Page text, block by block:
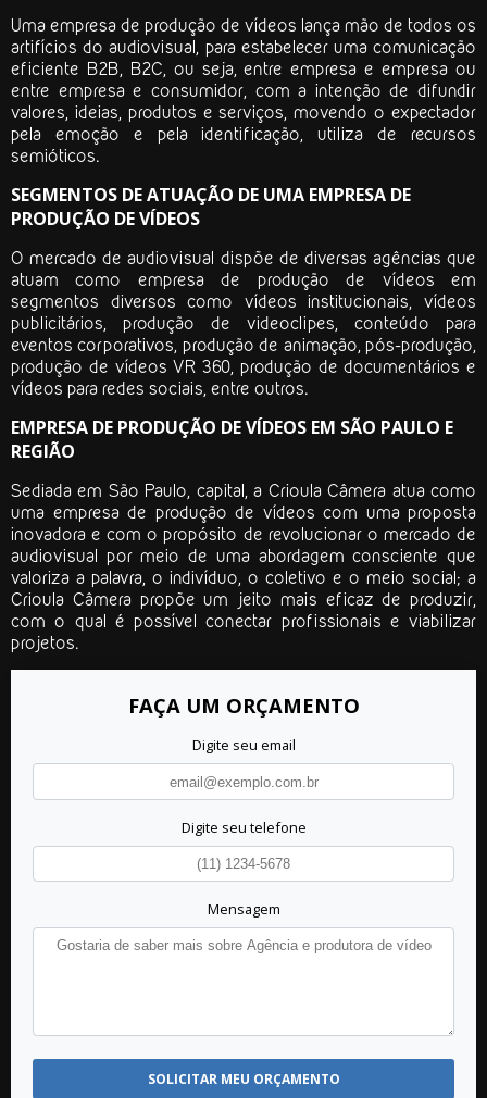
Uma empresa de produção de vídeos lança mão de todos os
artifícios do audiovisual, para estabelecer uma comunicação
eficiente B2B, B2C, ou seja, entre empresa e empresa ou
entre empresa e consumidor, com a intenção de difundir
valores, ideias, produtos e serviços, movendo o expectador
pela emoção e pela identificação, utiliza de recursos
semióticos.
SEGMENTOS DE ATUAÇÃO DE UMA EMPRESA DE
PRODUÇÃO DE VÍDEOS
O mercado de audiovisual dispõe de diversas agências que
atuam como empresa de produção de vídeos em
segmentos diversos como vídeos institucionais, vídeos
publicitários, produção de videoclipes, conteúdo para
eventos corporativos, produção de animação, pós-produção,
produção de vídeos VR 360, produção de documentários e
vídeos para redes sociais, entre outros.
EMPRESA DE PRODUÇÃO DE VÍDEOS EM SÃO PAULO E
REGIÃO
Sediada em São Paulo, capital, a Crioula Câmera atua como
uma empresa de produção de vídeos com uma proposta
inovadora e com o propósito de revolucionar o mercado de
audiovisual por meio de uma abordagem consciente que
valoriza a palavra, o indivíduo, o coletivo e o meio social; a
Crioula Câmera propõe um jeito mais eficaz de produzir,
com o qual é possível conectar profissionais e viabilizar
projetos.
FAÇA UM ORÇAMENTO
Digite seu email
Digite seu telefone
Mensagem
SOLICITAR MEU ORÇAMENTO